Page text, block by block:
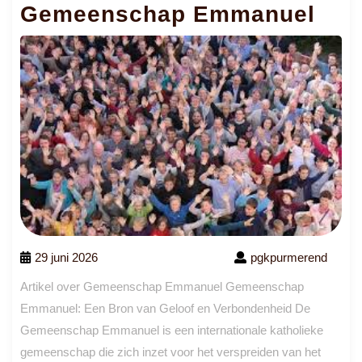
Gemeenschap Emmanuel
29 juni 2026 pgkpurmerend
Artikel over Gemeenschap Emmanuel Gemeenschap
Emmanuel: Een Bron van Geloof en Verbondenheid De
Gemeenschap Emmanuel is een internationale katholieke
gemeenschap die zich inzet voor het verspreiden van het